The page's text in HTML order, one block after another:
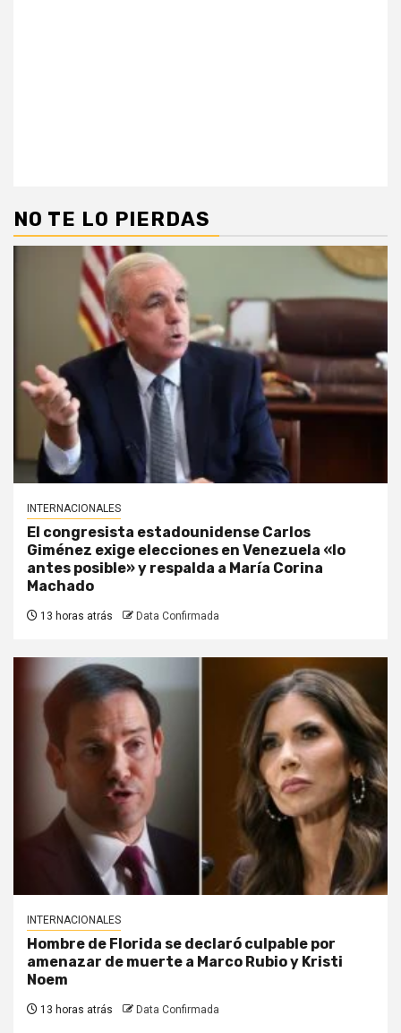
NO TE LO PIERDAS
INTERNACIONALES
El congresista estadounidense Carlos
Giménez exige elecciones en Venezuela «lo
antes posible» y respalda a María Corina
Machado
13 horas atrás Data Confirmada
INTERNACIONALES
Hombre de Florida se declaró culpable por
amenazar de muerte a Marco Rubio y Kristi
Noem
13 horas atrás Data Confirmada